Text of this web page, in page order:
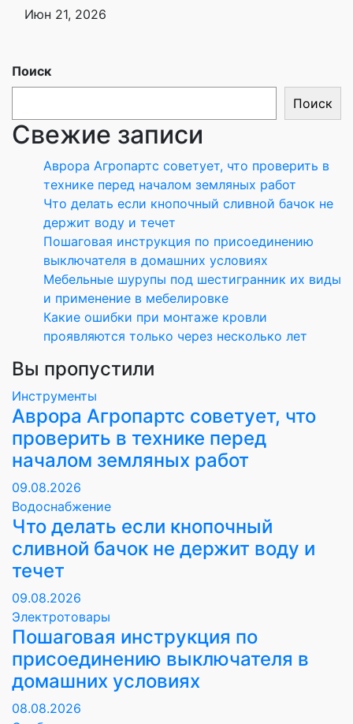
Июн 21, 2026
Поиск
Поиск
Свежие записи
Аврора Агропартс советует, что проверить в
технике перед началом земляных работ
Что делать если кнопочный сливной бачок не
держит воду и течет
Пошаговая инструкция по присоединению
выключателя в домашних условиях
Мебельные шурупы под шестигранник их виды
и применение в мебелировке
Какие ошибки при монтаже кровли
проявляются только через несколько лет
Вы пропустили
Инструменты
Аврора Агропартс советует, что
проверить в технике перед
началом земляных работ
09.08.2026
Водоснабжение
Что делать если кнопочный
сливной бачок не держит воду и
течет
09.08.2026
Электротовары
Пошаговая инструкция по
присоединению выключателя в
домашних условиях
08.08.2026